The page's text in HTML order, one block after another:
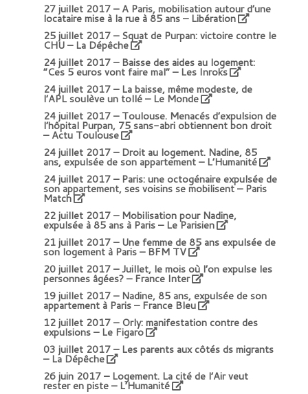
27 juillet 2017 –A Paris, mobilisation autour d’une
locataire mise à la rue à 85 ans – Libération
25 juillet 2017 –Squat de Purpan: victoire contre le
CHU – La Dépêche
24 juillet 2017 –Baisse des aides au logement:
“Ces 5 euros vont faire mal” – Les Inroks
24 juillet 2017 –La baisse, même modeste, de
l’APL soulève un tollé – Le Monde
24 juillet 2017 –Toulouse. Menacés d’expulsion de
l’hôpital Purpan, 75 sans-abri obtiennent bon droit
– Actu Toulouse
24 juillet 2017 –Droit au logement. Nadine, 85
ans, expulsée de son appartement – L’Humanité
24 juillet 2017 –Paris: une octogénaire expulsée de
son appartement, ses voisins se mobilisent – Paris
Match
22 juillet 2017 –Mobilisation pour Nadine,
expulsée à 85 ans à Paris – Le Parisien
21 juillet 2017 –Une femme de 85 ans expulsée de
son logement à Paris – BFM TV
20 juillet 2017 –Juillet, le mois où l’on expulse les
personnes âgées? – France Inter
19 juillet 2017 –Nadine, 85 ans, expulsée de son
appartement à Paris – France Bleu
12 juillet 2017 – Orly: manifestation contre des
expulsions – Le Figaro
03 juillet 2017 –Les parents aux côtés ds migrants
– La Dépêche
26 juin 2017 –Logement. La cité de l’Air veut
rester en piste – L’Humanité